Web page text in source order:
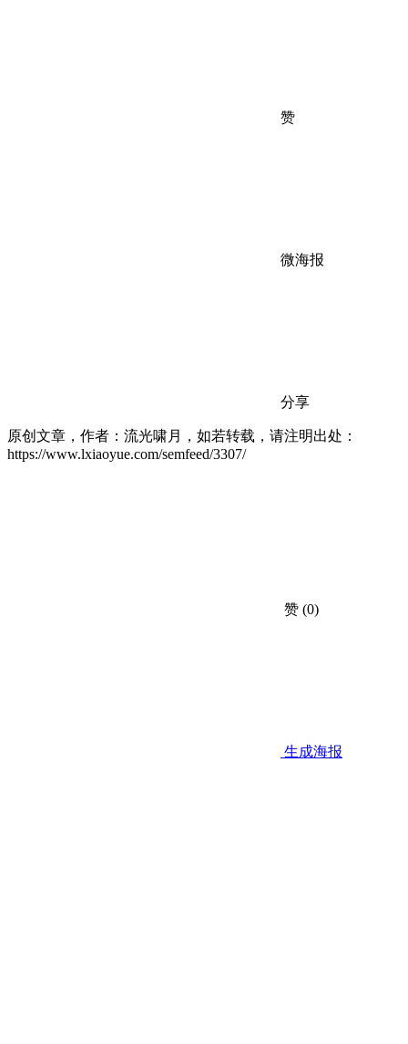
赞
微海报
分享
原创文章，作者：流光啸月，如若转载，请注明出处：
https://www.lxiaoyue.com/semfeed/3307/
赞 (0)
生成海报